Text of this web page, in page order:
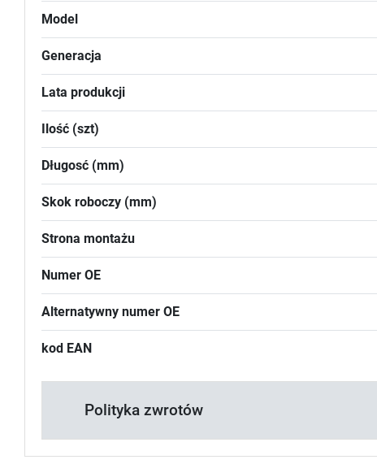
Model
Generacja
Lata produkcji
Ilość (szt)
Długosć (mm)
Skok roboczy (mm)
Strona montażu
Numer OE
Alternatywny numer OE
kod EAN
Polityka zwrotów